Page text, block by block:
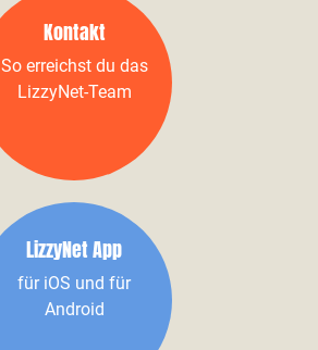
Kontakt
So erreichst du das
LizzyNet-Team
LizzyNet App
für iOS und für
Android